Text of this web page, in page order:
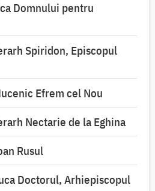
Domnului pentru
Spiridon, Episcopul
Efrem cel Nou
Nectarie de la Eghina
Rusul
Doctorul, Arhiepiscopul